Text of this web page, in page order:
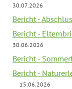
30.07.2026
Bericht -
Bericht -
30.06.2026
Bericht -
Bericht -
15.06.2026